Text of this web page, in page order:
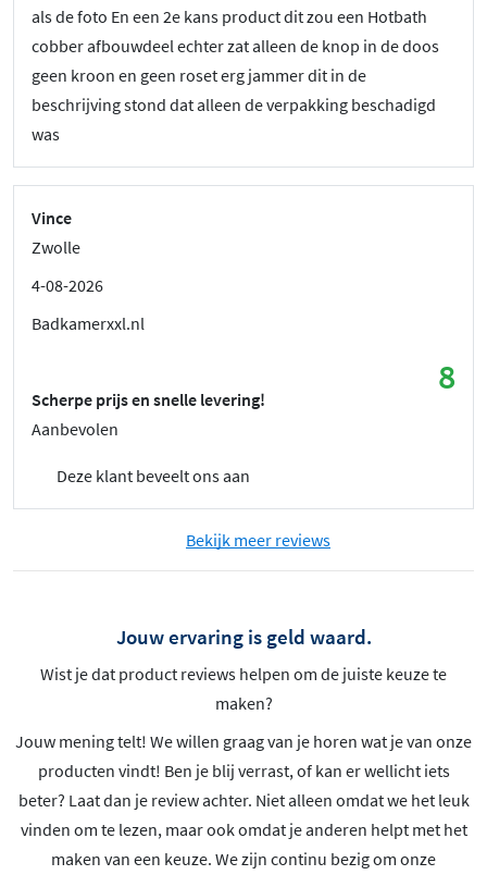
als de foto En een 2e kans product dit zou een Hotbath
cobber afbouwdeel echter zat alleen de knop in de doos
geen kroon en geen roset erg jammer dit in de
beschrijving stond dat alleen de verpakking beschadigd
was
Vince
Zwolle
4-08-2026
Badkamerxxl.nl
8
Scherpe prijs en snelle levering!
Aanbevolen
Deze klant beveelt ons aan
Bekijk meer reviews
Jouw ervaring is geld waard.
Wist je dat product reviews helpen om de juiste keuze te
maken?
Jouw mening telt! We willen graag van je horen wat je van onze
producten vindt! Ben je blij verrast, of kan er wellicht iets
beter? Laat dan je review achter. Niet alleen omdat we het leuk
vinden om te lezen, maar ook omdat je anderen helpt met het
maken van een keuze. We zijn continu bezig om onze